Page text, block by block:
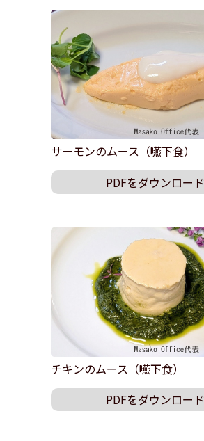
サーモンのムース（嚥下食）
PDFをダウンロード
チキンのムース（嚥下食）
PDFをダウンロード